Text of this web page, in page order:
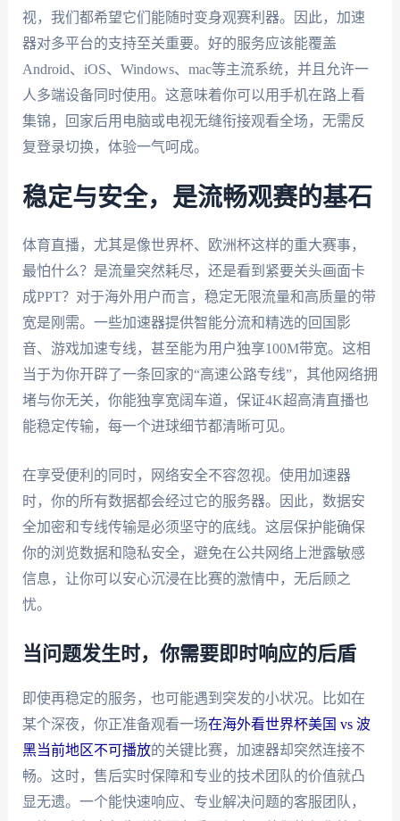
视，我们都希望它们能随时变身观赛利器。因此，加速
器对多平台的支持至关重要。好的服务应该能覆盖
Android、iOS、Windows、mac等主流系统，并且允许一
人多端设备同时使用。这意味着你可以用手机在路上看
集锦，回家后用电脑或电视无缝衔接观看全场，无需反
复登录切换，体验一气呵成。
稳定与安全，是流畅观赛的基石
体育直播，尤其是像世界杯、欧洲杯这样的重大赛事，
最怕什么？是流量突然耗尽，还是看到紧要关头画面卡
成PPT？对于海外用户而言，稳定无限流量和高质量的带
宽是刚需。一些加速器提供智能分流和精选的回国影
音、游戏加速专线，甚至能为用户独享100M带宽。这相
当于为你开辟了一条回家的“高速公路专线”，其他网络拥
堵与你无关，你能独享宽阔车道，保证4K超高清直播也
能稳定传输，每一个进球细节都清晰可见。
在享受便利的同时，网络安全不容忽视。使用加速器
时，你的所有数据都会经过它的服务器。因此，数据安
全加密和专线传输是必须坚守的底线。这层保护能确保
你的浏览数据和隐私安全，避免在公共网络上泄露敏感
信息，让你可以安心沉浸在比赛的激情中，无后顾之
忧。
当问题发生时，你需要即时响应的后盾
即使再稳定的服务，也可能遇到突发的小状况。比如在
某个深夜，你正准备观看一场在海外看世界杯美国 vs 波
黑当前地区不可播放的关键比赛，加速器却突然连接不
畅。这时，售后实时保障和专业的技术团队的价值就凸
显无遗。一个能快速响应、专业解决问题的客服团队，